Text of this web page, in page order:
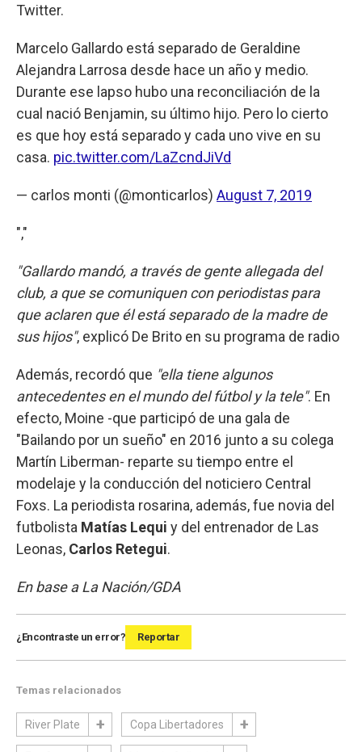
Twitter.
Marcelo Gallardo está separado de Geraldine
Alejandra Larrosa desde hace un año y medio.
Durante ese lapso hubo una reconciliación de la
cual nació Benjamin, su último hijo. Pero lo cierto
es que hoy está separado y cada uno vive en su
casa. pic.twitter.com/LaZcndJiVd
— carlos monti (@monticarlos) August 7, 2019
","
"Gallardo mandó, a través de gente allegada del
club, a que se comuniquen con periodistas para
que aclaren que él está separado de la madre de
sus hijos", explicó De Brito en su programa de radio
Además, recordó que "ella tiene algunos
antecedentes en el mundo del fútbol y la tele". En
efecto, Moine -que participó de una gala de
"Bailando por un sueño" en 2016 junto a su colega
Martín Liberman- reparte su tiempo entre el
modelaje y la conducción del noticiero Central
Foxs. La periodista rosarina, además, fue novia del
futbolista Matías Lequi y del entrenador de Las
Leonas, Carlos Retegui.
En base a La Nación/GDA
¿Encontraste un error? Reportar
Temas relacionados
River Plate Copa Libertadores